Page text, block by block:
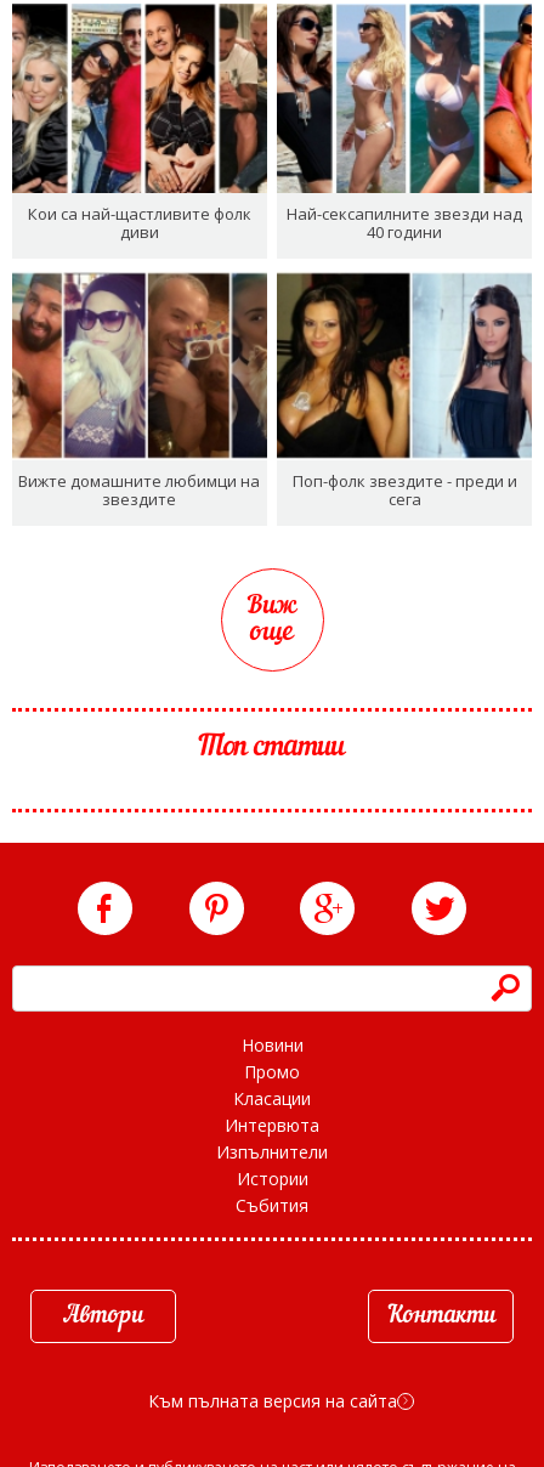
Кои са най-щастливите фолк
диви
Най-сексапилните звезди над
40 години
Вижте домашните любимци на
звездите
Поп-фолк звездите - преди и
сега
Виж
още
Топ статии
h
Новини
Промо
Класации
Интервюта
Изпълнители
Истории
Събития
Автори Контакти
Към пълната версия на сайта d